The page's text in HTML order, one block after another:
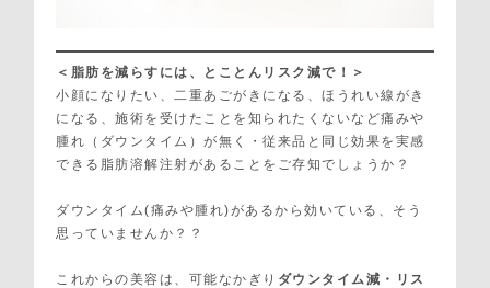
＜脂肪を減らすには、とことんリスク減で！＞
小顔になりたい、二重あごがきになる、ほうれい線がき
になる、施術を受けたことを知られたくないなど痛みや
腫れ（ダウンタイム）が無く・従来品と同じ効果を実感
できる脂肪溶解注射があることをご存知でしょうか？
ダウンタイム(痛みや腫れ)があるから効いている、そう
思っていませんか？？
これからの美容は、可能なかぎり ダウンタイム減・リス